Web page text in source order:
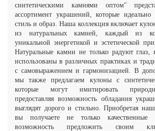
синтетическими камнями оптом"
ассортимент украшений, которые
стиль и образ. Наша коллекция включает
из натуральных камней, каждый из
уникальной энергетикой и эстетической
Натуральные камни не только радуют
использованы в различных практиках и
с самовыражением и гармонизацией. В
мы также предлагаем кулоны с
которые могут имитировать
предоставляя возможность обладания
выглядят дорого и стильно. Приобретая
вы получаете не только
возможность предложить своим